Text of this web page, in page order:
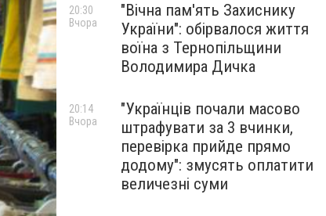
"Вічна пам'ять Захиснику
України": обірвалося життя
воїна з Тернопільщини
Володимира Дичка
20:30
Вчора
"Українців почали масово
штрафувати за 3 вчинки,
перевірка прийде прямо
додому": змусять оплатити
величезні суми
20:14
Вчора